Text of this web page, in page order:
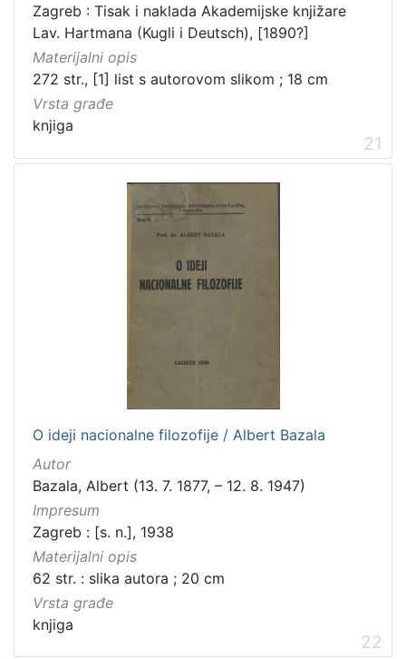
Zagreb : Tisak i naklada Akademijske knjižare
Lav. Hartmana (Kugli i Deutsch), [1890?]
Materijalni opis
272 str., [1] list s autorovom slikom ; 18 cm
Vrsta građe
knjiga
21
O ideji nacionalne filozofije / Albert Bazala
Autor
Bazala, Albert (13. 7. 1877, – 12. 8. 1947)
Impresum
Zagreb : [s. n.], 1938
Materijalni opis
62 str. : slika autora ; 20 cm
Vrsta građe
knjiga
22